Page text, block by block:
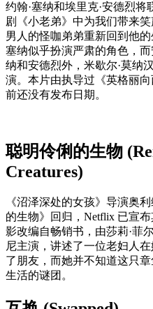
约翰·塞纳和埃里克·安德烈
剧《小老弟》中为我们带来
男人的怪咖弟弟重新回到他
塞纳似乎扮演严肃的角色，
纳和安德烈外，米歇尔·莫纳
演。本片由执导过《英格丽
前还没有发布日期。
聪明伶俐的生物
Creatures)
《沼泽深处的女孩》导演奥
的生物》回归，Netflix 已宣
影改编自畅销书，由莎莉·菲
尼主演，讲述了一位老妇人
了朋友，而她并不知道这只
生活的谜团。